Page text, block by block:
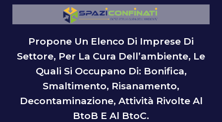
Propone Un Elenco Di Imprese Di
Settore, Per La Cura Dell’ambiente, Le
Quali Si Occupano Di: Bonifica,
Smaltimento, Risanamento,
Decontaminazione, Attività Rivolte Al
BtoB E Al BtoC.